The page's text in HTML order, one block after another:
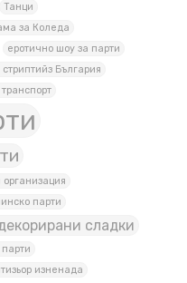
Танци
за Коледа
еротично шоу за парти
България
организация
парти
сладки
парти
изненада